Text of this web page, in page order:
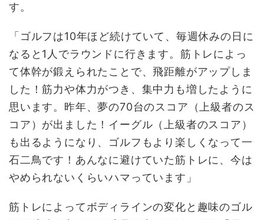
す。
「ゴルフは10年ほど続けていて、毎週休みの日に
なると1人でラウンドに行きます。筋トレによっ
て体幹が鍛えられたことで、飛距離がアップしま
した！筋力や体力がつき、集中力も増したように
思います。昨年、夢の70台のスコア（上級者のス
コア）が出ました！イーグル（上級者のスコア）
も出るようになり、ゴルフもより楽しくなって一
石二鳥です！あんなに避けていた筋トレに、今は
やめられないくらいハマっています」
筋トレによってボディラインの変化と趣味のゴル